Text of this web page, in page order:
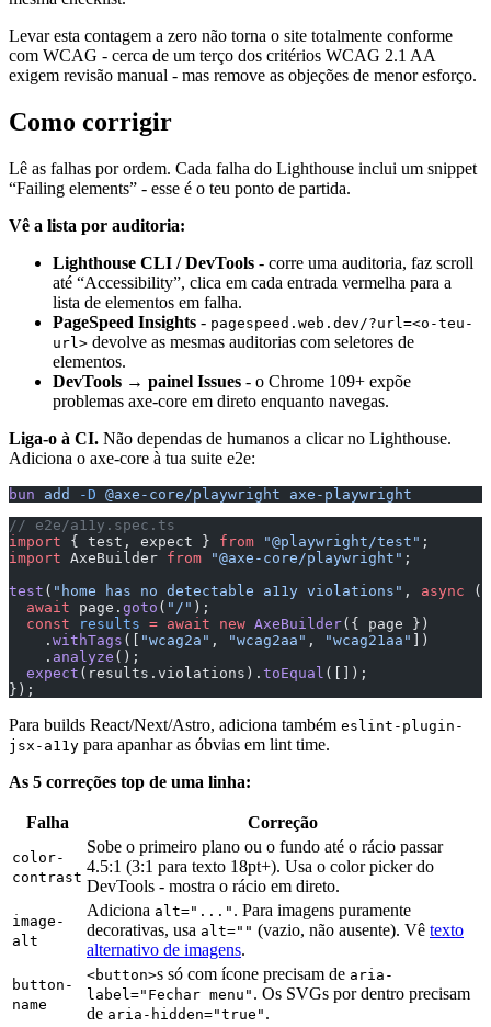
Levar esta contagem a zero não torna o site totalmente conforme
com WCAG - cerca de um terço dos critérios WCAG 2.1 AA
exigem revisão manual - mas remove as objeções de menor esforço.
Como corrigir
Lê as falhas por ordem. Cada falha do Lighthouse inclui um snippet
“Failing elements” - esse é o teu ponto de partida.
Vê a lista por auditoria:
Lighthouse CLI / DevTools - corre uma auditoria, faz scroll
até “Accessibility”, clica em cada entrada vermelha para a
lista de elementos em falha.
PageSpeed Insights - pagespeed.web.dev/?url=<o-teu-
url> devolve as mesmas auditorias com seletores de
elementos.
DevTools → painel Issues - o Chrome 109+ expõe
problemas axe-core em direto enquanto navegas.
Liga-o à CI. Não dependas de humanos a clicar no Lighthouse.
Adiciona o axe-core à tua suite e2e:
bun add -D @axe-core/playwright axe-playwright
// e2e/a11y.spec.ts
import { test, expect } from "@playwright/test" ;
import AxeBuilder from "@axe-core/playwright" ;
test ( "home has no detectable a11y violations" , async
  await
page. goto ( "/" );
  const
results = await new AxeBuilder({ page })
    .
withTags ([ "wcag2a" , "wcag2aa" , "wcag21aa"
])
    .
analyze ();
  expect
(results.violations). toEqual ([]);
});
Para builds React/Next/Astro, adiciona também eslint-plugin-
jsx-a11y para apanhar as óbvias em lint time.
As 5 correções top de uma linha:
Falha Correção
color-
contrast
Sobe o primeiro plano ou o fundo até o rácio passar
4.5:1 (3:1 para texto 18pt+). Usa o color picker do
DevTools - mostra o rácio em direto.
image-
alt
Adiciona alt="..." . Para imagens puramente
decorativas, usa alt="" (vazio, não ausente). Vê texto
alternativo de imagens.
button-
name
<button>s só com ícone precisam de aria-
label="Fechar menu" . Os SVGs por dentro precisam
de aria-hidden="true" .